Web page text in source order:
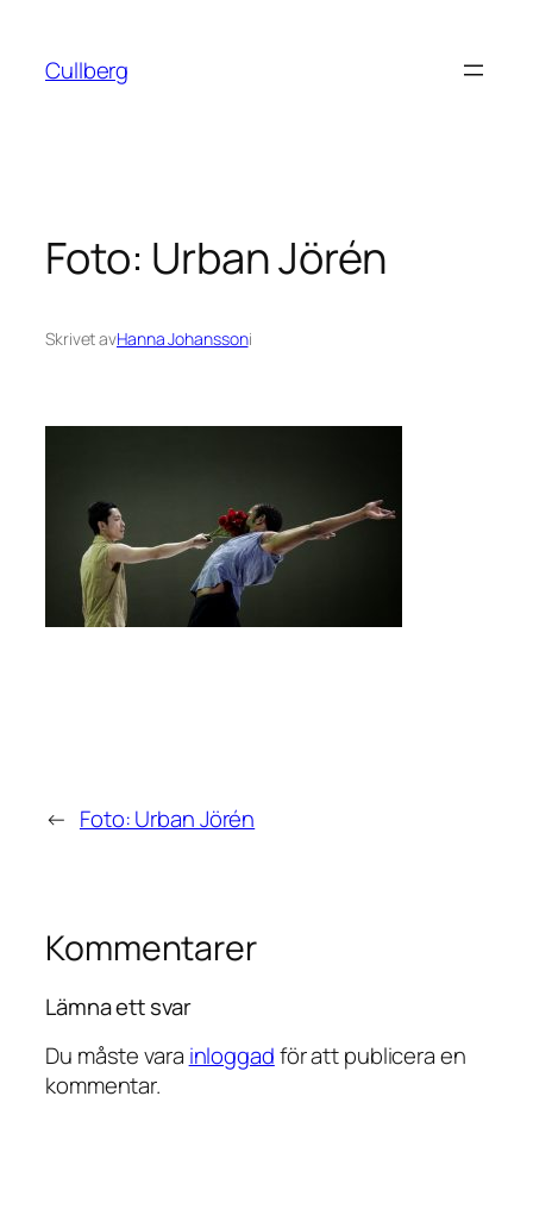
innehåll
Cullberg
Foto: Urban Jörén
Skrivet avHanna Johanssoni
← Foto: Urban Jörén
Kommentarer
Lämna ett svar
Du måste vara inloggadför att publicera en
kommentar.